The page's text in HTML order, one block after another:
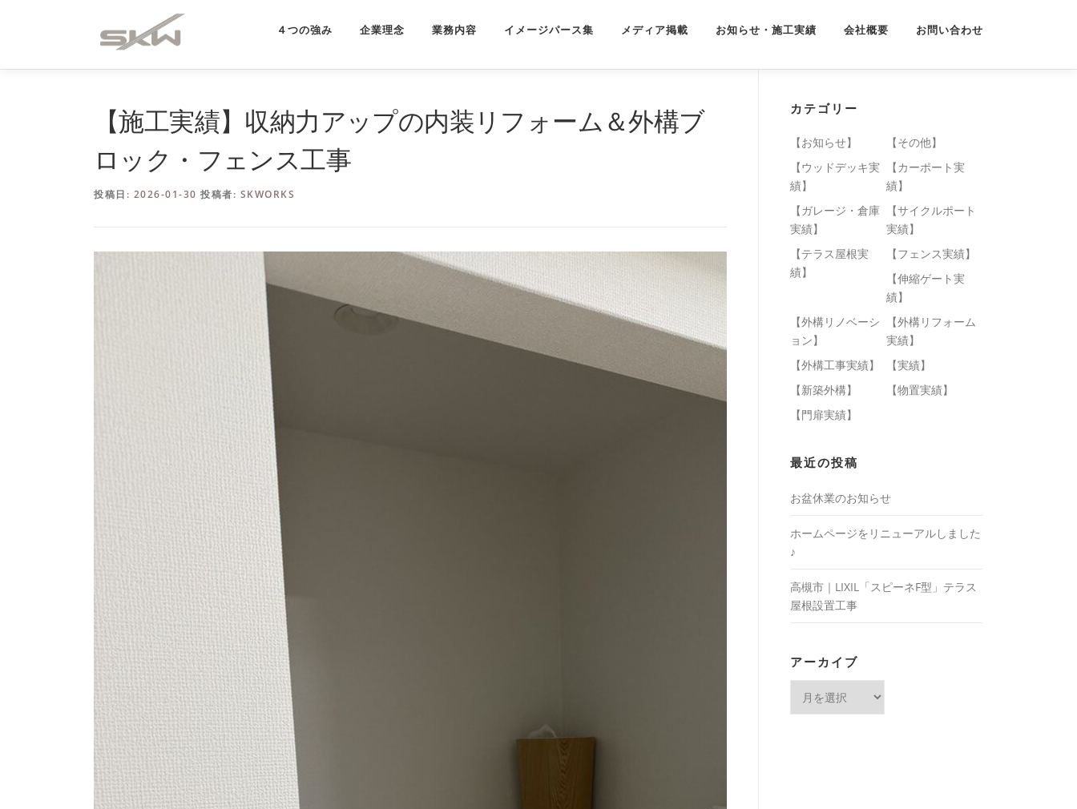
４つの強み 企業理念 業務内容 イメージパース集 メディア掲載 お知らせ・施工実績 会社概要 お問い合わせ
【施工実績】収納力アップの内装リフォーム＆外構ブ
ロック・フェンス工事
投稿日: 2026-01-30 投稿者: SKWORKS
カテゴリー
【お知らせ】
【その他】
【ウッドデッキ実
績】
【カーポート実
績】
【ガレージ・倉庫
実績】
【サイクルポート
実績】
【テラス屋根実
績】
【フェンス実績】
【伸縮ゲート実
績】
【外構リノベーシ
ョン】
【外構リフォーム
実績】
【外構工事実績】
【実績】
【新築外構】
【物置実績】
【門扉実績】
最近の投稿
お盆休業のお知らせ
ホームページをリニューアルしました
♪
高槻市｜LIXIL「スピーネF型」テラス
屋根設置工事
アーカイブ